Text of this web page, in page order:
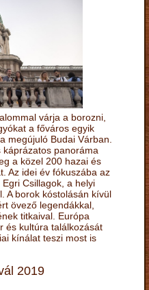
várja a borozni,
a főváros egyik
megújuló Budai Várban.
káprázatos panoráma
a közel 200 hazai és
Az idei év fókuszába az
Csillagok, a helyi
A borok kóstolásán kívül
övező legendákkal,
titkaival. Európa
és kultúra találkozását
kínálat teszi most is
2019